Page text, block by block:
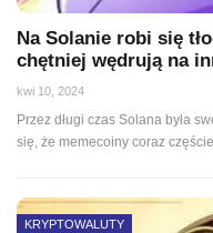
Na Solanie robi się
chętniej wędrują na
kwi 10, 2024
Przez długi czas Solana była
się, że memecoiny coraz
KRYPTOWALUTY